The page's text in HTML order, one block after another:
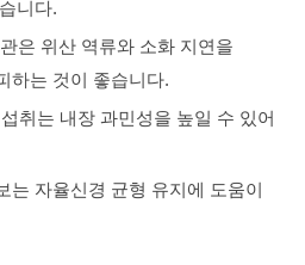
니다.
은 위산 역류와 소화 지연을
하는 것이 좋습니다.
취는 내장 과민성을 높일 수 있어
는 자율신경 균형 유지에 도움이